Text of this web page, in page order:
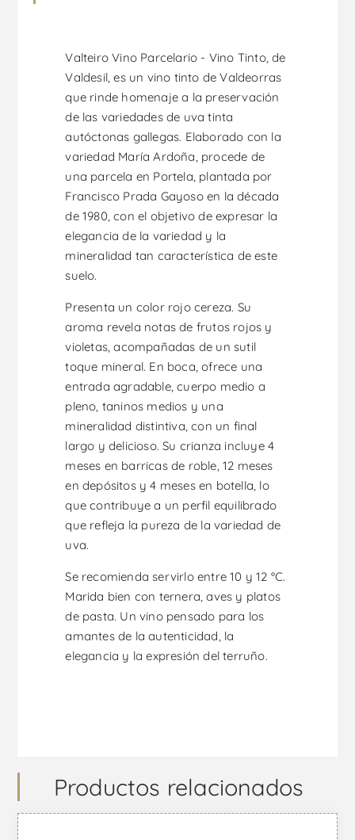
Valteiro Vino Parcelario - Vino Tinto, de
Valdesil, es un vino tinto de Valdeorras
que rinde homenaje a la preservación
de las variedades de uva tinta
autóctonas gallegas. Elaborado con la
variedad María Ardoña, procede de
una parcela en Portela, plantada por
Francisco Prada Gayoso en la década
de 1980, con el objetivo de expresar la
elegancia de la variedad y la
mineralidad tan característica de este
suelo.
Presenta un color rojo cereza. Su
aroma revela notas de frutos rojos y
violetas, acompañadas de un sutil
toque mineral. En boca, ofrece una
entrada agradable, cuerpo medio a
pleno, taninos medios y una
mineralidad distintiva, con un final
largo y delicioso. Su crianza incluye 4
meses en barricas de roble, 12 meses
en depósitos y 4 meses en botella, lo
que contribuye a un perfil equilibrado
que refleja la pureza de la variedad de
uva.
Se recomienda servirlo entre 10 y 12 °C.
Marida bien con ternera, aves y platos
de pasta. Un vino pensado para los
amantes de la autenticidad, la
elegancia y la expresión del terruño.
Productos relacionados